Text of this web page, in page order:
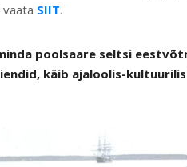
SIIT.
poolsaare seltsi
käib ajaloolis-